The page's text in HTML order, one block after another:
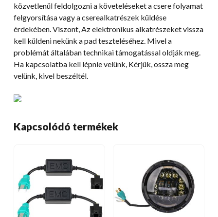
közvetlenül feldolgozni a követeléseket a csere folyamat
felgyorsítása vagy a cserealkatrészek küldése
érdekében. Viszont, Az elektronikus alkatrészeket vissza
kell küldeni nekünk a pad teszteléséhez. Mivel a
problémát általában technikai támogatással oldják meg.
Ha kapcsolatba kell lépnie velünk, Kérjük, ossza meg
velünk, kivel beszéltél.
Kapcsolódó termékek